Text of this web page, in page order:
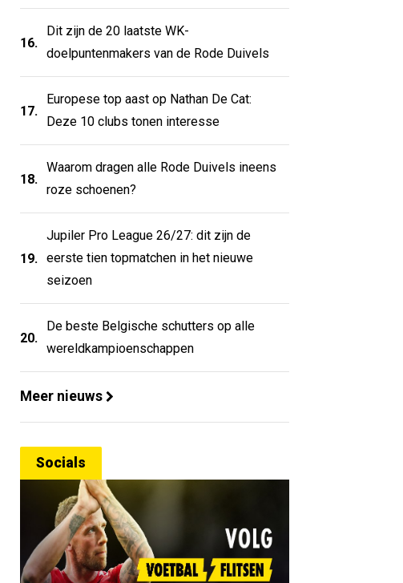
16.
Dit zijn de 20 laatste WK-
doelpuntenmakers van de Rode Duivels
17.
Europese top aast op Nathan De Cat:
Deze 10 clubs tonen interesse
18.
Waarom dragen alle Rode Duivels ineens
roze schoenen?
19.
Jupiler Pro League 26/27: dit zijn de
eerste tien topmatchen in het nieuwe
seizoen
20.
De beste Belgische schutters op alle
wereldkampioenschappen
Meer nieuws
Socials